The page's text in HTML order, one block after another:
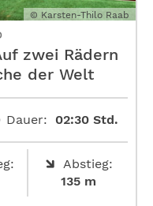
© Karsten-Thilo Raab
zwei Rädern
der Welt
Dauer: 02:30 Std.
Abstieg:
135 m